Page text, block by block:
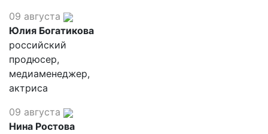
09 августа
Юлия Богатикова
российский
продюсер,
медиаменеджер,
актриса
09 августа
Нина Ростова